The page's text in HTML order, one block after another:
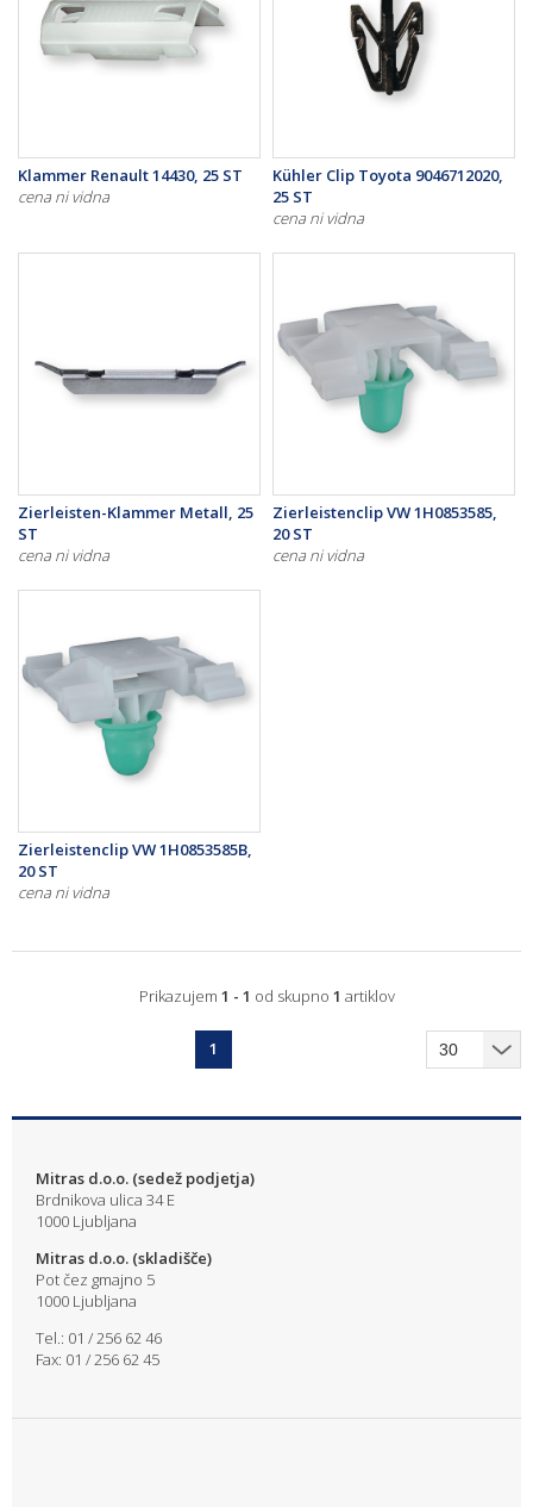
Klammer Renault 14430, 25 ST
cena ni vidna
Kühler Clip Toyota 9046712020,
25 ST
cena ni vidna
Zierleisten-Klammer Metall, 25
ST
cena ni vidna
Zierleistenclip VW 1H0853585,
20 ST
cena ni vidna
Zierleistenclip VW 1H0853585B,
20 ST
cena ni vidna
Prikazujem 1 - 1 od skupno 1 artiklov
1
Mitras d.o.o. (sedež podjetja)
Brdnikova ulica 34 E
1000 Ljubljana
Mitras d.o.o. (skladišče)
Pot čez gmajno 5
1000 Ljubljana
Tel.: 01 / 256 62 46
Fax: 01 / 256 62 45